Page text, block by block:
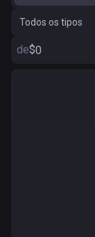
Todos os tipos
de$